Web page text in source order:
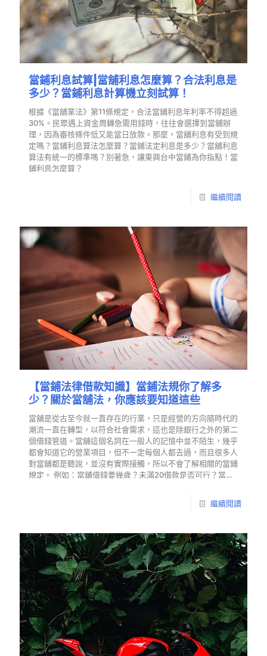
當鋪利息試算|當舖利息怎麼算？合法利息是
多少？當鋪利息計算機立刻試算！
根據《當舖業法》第11條規定，合法當鋪利息年利率不得超過
30%。民眾遇上資金周轉急需用錢時，往往會選擇到當舖辦
理，因為審核條件低又能當日放款。那麼，當舖利息有受到規
定嗎？當鋪利息算法怎麼算？當鋪法定利息是多少？當舖利息
算法有統一的標準嗎？別著急，讓東興台中當鋪為你指點！當
鋪利息怎麼算？
繼續閱讀
【當鋪法律借款知識】當鋪法規你了解多
少？關於當舖法，你應該要知道這些
當舖是從古至今就一直存在的行業，只是經營的方向隨時代的
潮流一直在轉型，以符合社會需求，這也是除銀行之外的第二
個借錢管道。當舖這個名詞在一般人的記憶中並不陌生，幾乎
都會知道它的營業項目，但不一定每個人都去過，而且很多人
對當舖都是聽說，並沒有實際接觸，所以不會了解相關的當鋪
規定。 例如：當鋪借錢要幾歲？未滿20借款是否可行？當鋪
繼續閱讀